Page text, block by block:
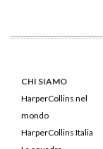
CHI SIAMO
HarperCollins nel
mondo
HarperCollins Italia